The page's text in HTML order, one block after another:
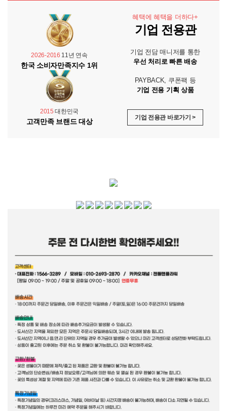
2026-2016 11년 연속
한국 소비자만족지수 1위
2015 대한민국
고객만족 브랜드 대상
혜택에 혜택을 더하다+
기업 전용관
기업 전담 매니저를 통한
우선 처리로 빠른 배송
PAYBACK, 쿠폰팩 등
기업 전용 기획 상품
기업 전용관 바로가기 >